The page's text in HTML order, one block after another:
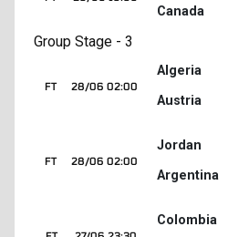
Canada
Group Stage - 3
28/06 02:00
FT
Algeria
Austria
28/06 02:00
FT
Jordan
Argentina
Colombia